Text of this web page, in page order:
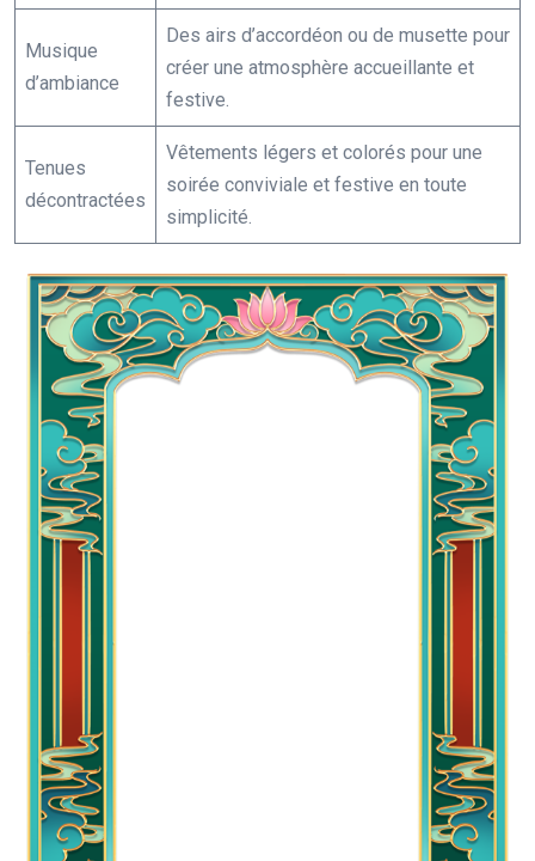
Musique
d’ambiance
Des airs d’accordéon ou de musette pour
créer une atmosphère accueillante et
festive.
Tenues
décontractées
Vêtements légers et colorés pour une
soirée conviviale et festive en toute
simplicité.